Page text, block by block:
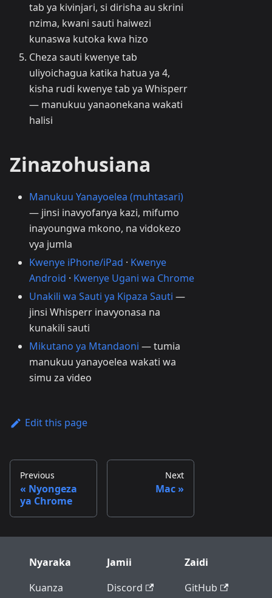
tab ya kivinjari, si dirisha au skrini
nzima, kwani sauti haiwezi
kunaswa kutoka kwa hizo
Cheza sauti kwenye tab
uliyoichagua katika hatua ya 4,
kisha rudi kwenye tab ya Whisperr
— manukuu yanaonekana wakati
halisi
Zinazohusiana
Manukuu Yanayoelea (muhtasari)
— jinsi inavyofanya kazi, mifumo
inayoungwa mkono, na vidokezo
vya jumla
Kwenye iPhone/iPad · Kwenye
Android · Kwenye Ugani wa Chrome
Unakili wa Sauti ya Kipaza Sauti —
jinsi Whisperr inavyonasa na
kunakili sauti
Mikutano ya Mtandaoni — tumia
manukuu yanayoelea wakati wa
simu za video
Edit this page
Previous
Nyongeza
ya Chrome
Next
Mac
Nyaraka
Kuanza
Jamii
Discord
Zaidi
GitHub